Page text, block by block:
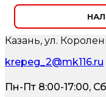
Казань, ул.
krepeg_2@mk116.ru
Пн-Пт 8:00-17:00,